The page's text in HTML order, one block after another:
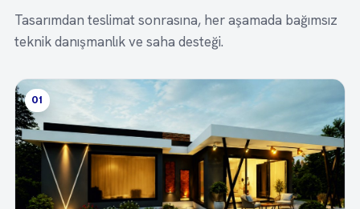
Tasarımdan teslimat sonrasına, her aşamada bağımsız
teknik danışmanlık ve saha desteği.
01